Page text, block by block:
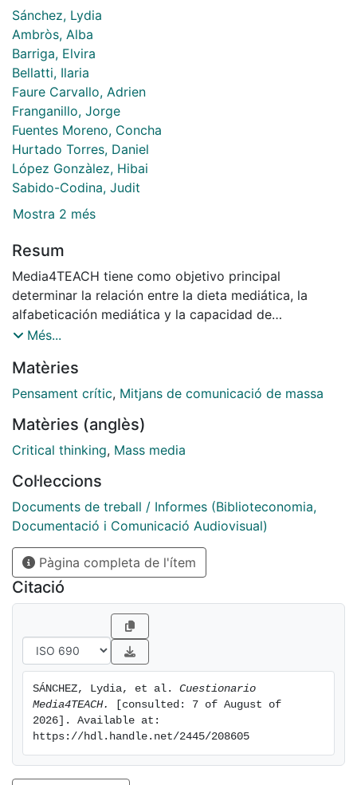
Sánchez, Lydia
Ambròs, Alba
Barriga, Elvira
Bellatti, Ilaria
Faure Carvallo, Adrien
Franganillo, Jorge
Fuentes Moreno, Concha
Hurtado Torres, Daniel
López Gonzàlez, Hibai
Sabido-Codina, Judit
Mostra 2 més
Resum
Media4TEACH tiene como objetivo principal
determinar la relación entre la dieta mediática, la
alfabeticación mediática y la capacidad de
pensamiento crítico en futuros profesores dde
puedes participar en la compleción del siguiente
uestionario donde te preguntaremos datos
mediático, tu relación con los medios, tus
competencias mediáticas e informacionales, tus
detección de desinformación.
Més...
Matèries
Pensament crític, Mitjans de comunicació de massa
Matèries (anglès)
Critical thinking, Mass media
Col·leccions
Documents de treball / Informes (Biblioteconomia,
Documentació i Comunicació Audiovisual)
Pàgina completa de l'ítem
Citació
SÁNCHEZ, Lydia, et al. Cuestionario
Media4TEACH.
[consulted: 7 of August of
2026]. Available at:
https://hdl.handle.net/2445/208605